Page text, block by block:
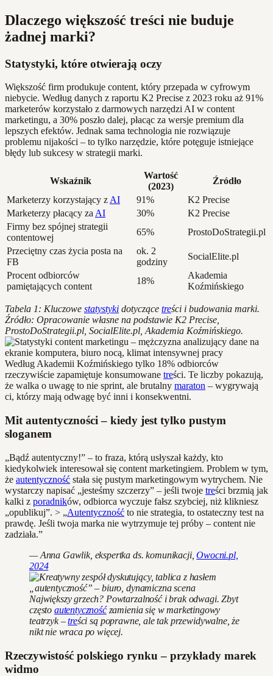
Dlaczego większość treści nie buduje
żadnej marki?
Statystyki, które otwierają oczy
Większość firm produkuje content, który przepada w cyfrowym
niebycie. Według danych z raportu K2 Precise z 2023 roku aż 91%
marketerów korzystało z darmowych narzędzi AI w content
marketingu, a 30% poszło dalej, płacąc za wersje premium dla
lepszych efektów. Jednak sama technologia nie rozwiązuje
problemu nijakości – to tylko narzędzie, które potęguje istniejące
błędy lub sukcesy w strategii marki.
Wskaźnik
Wartość
(2023)
Źródło
Marketerzy korzystający z AI 91%
K2 Precise
Marketerzy płacący za AI 30%
K2 Precise
Firmy bez spójnej strategii
contentowej
65%
ProstoDoStrategii.pl
Przeciętny czas życia posta na
FB
ok. 2
godziny
SocialElite.pl
Procent odbiorców
pamiętających content
18%
Akademia
Koźmińskiego
Tabela 1: Kluczowe statystyki dotyczące treści i budowania marki.
Źródło: Opracowanie własne na podstawie K2 Precise,
ProstoDoStrategii.pl, SocialElite.pl, Akademia Koźmińskiego.
Według Akademii Koźmińskiego tylko 18% odbiorców
rzeczywiście zapamiętuje konsumowane treści. Te liczby pokazują,
że walka o uwagę to nie sprint, ale brutalny maraton – wygrywają
ci, którzy mają odwagę być inni i konsekwentni.
Mit autentyczności – kiedy jest tylko pustym
sloganem
„Bądź autentyczny!” – to fraza, którą usłyszał każdy, kto
kiedykolwiek interesował się content marketingiem. Problem w tym,
że autentyczność stała się pustym marketingowym wytrychem. Nie
wystarczy napisać „jesteśmy szczerzy” – jeśli twoje treści brzmią jak
kalki z poradników, odbiorca wyczuje fałsz szybciej, niż klikniesz
„opublikuj”. > „Autentyczność to nie strategia, to ostateczny test na
prawdę. Jeśli twoja marka nie wytrzymuje tej próby – content nie
zadziała.”
— Anna Gawlik, ekspertka ds. komunikacji,Owocni.pl,
2024
Największy grzech? Powtarzalność i brak odwagi. Zbyt
często autentycznośćzamienia się w marketingowy
teatrzyk –treści są poprawne, ale tak przewidywalne, że
nikt nie wraca po więcej.
Rzeczywistość polskiego rynku – przykłady marek
widmo